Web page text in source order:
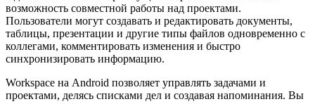
возможность совместной работы над проектами.
Пользователи могут создавать и редактировать документы,
таблицы, презентации и другие типы файлов одновременно с
коллегами, комментировать изменения и быстро
синхронизировать информацию.
Workspace на Android позволяет управлять задачами и
проектами, делясь списками дел и создавая напоминания. Вы